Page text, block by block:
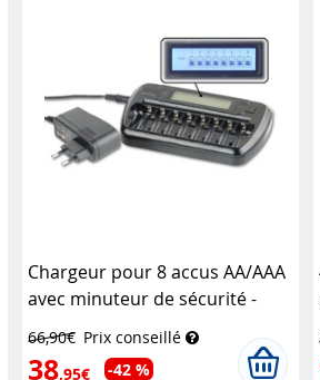
Chargeur pour 8 accus AA/AAA
avec minuteur de sécurité -
avec Refresh & écran
66,90€ Prix conseillé
38,95€ -42 %